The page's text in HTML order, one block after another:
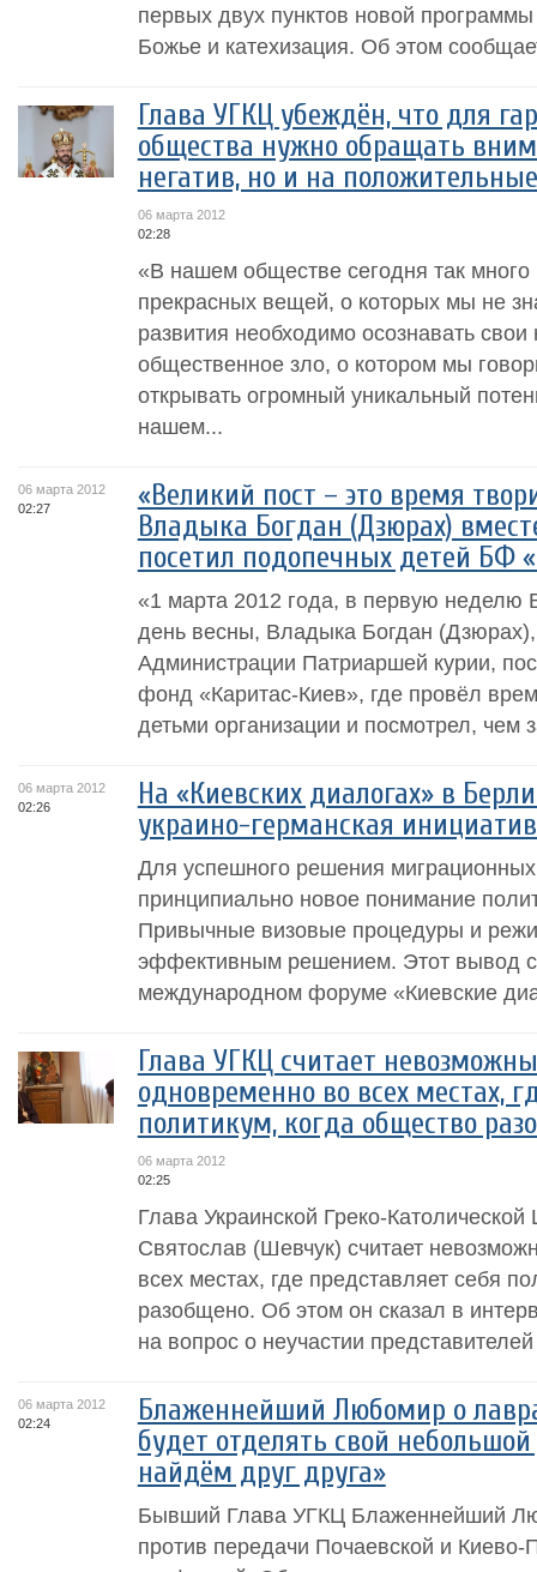
первых двух пунктов новой
Божье и катехизация. Об этом
Глава УГКЦ убеждён, что для
общества нужно обращать
негатив, но и на
06 марта 2012
02:28
«В нашем обществе сегодня так много
прекрасных вещей, о которых мы не
развития необходимо осознавать
общественное зло, о котором мы
открывать огромный уникальный
нашем...
06 марта 2012
02:27
«Великий пост – это время
Владыка Богдан (Дзюрах)
посетил подопечных детей БФ
«1 марта 2012 года, в первую неделю
день весны, Владыка Богдан (Дзюрах),
Администрации Патриаршей курии,
фонд «Каритас-Киев», где провёл
детьми организации и посмотрел, чем
06 марта 2012
02:26
На «Киевских диалогах» в
украино-германская
Для успешного решения
принципиально новое понимание
Привычные визовые процедуры и
эффективным решением. Этот вывод
международном форуме «Киевские
Глава УГКЦ считает
одновременно во всех местах,
политикум, когда общество
06 марта 2012
02:25
Глава Украинской Греко-
Святослав (Шевчук) считает
всех местах, где представляет себя
разобщено. Об этом он сказал в
на вопрос о неучастии
06 марта 2012
02:24
Блаженнейший Любомир о
будет отделять свой
найдём друг друга»
Бывший Глава УГКЦ Блаженнейший
против передачи Почаевской и Киево-